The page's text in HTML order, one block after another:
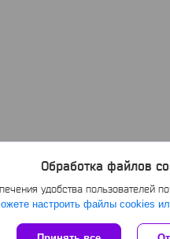
Обработка файлов
удобства пользователей
настроить файлы cookies